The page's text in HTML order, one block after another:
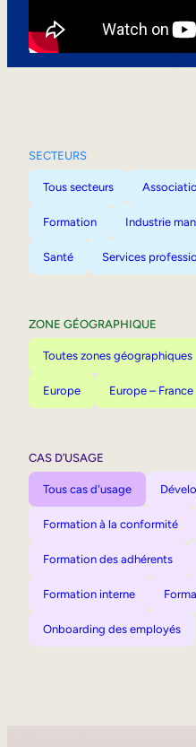
SECTEURS
Tous secteurs
Formation Industrie
Santé Services
ZONE GÉOGRAPHIQUE
Toutes zones géographiques
Europe Europe – France
CAS D’USAGE
Tous cas d'usage
Formation à la conformité
Formation des adhérents
Formation interne
Onboarding des employés